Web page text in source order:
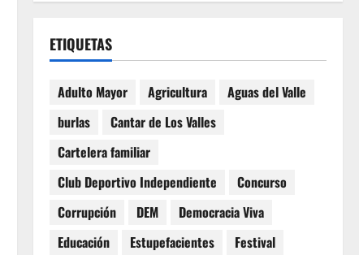
ETIQUETAS
Adulto Mayor Agricultura
Aguas del Valle
burlas
Cantar de Los Valles
Cartelera familiar
Club Deportivo Independiente
Concurso
Corrupción
DEM
Democracia Viva
Educación
Estupefacientes
Festival